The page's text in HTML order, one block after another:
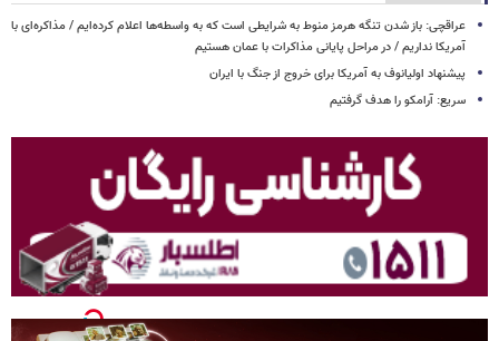
عراقچی: باز شدن تنگه هرمز منوط به شرایطی است که به واسطه‌ها اعلام کرده‌ایم / مذاکره‌ای با
آمریکا نداریم / در مراحل پایانی مذاکرات با عمان هستیم
پیشنهاد اولیانوف به آمریکا برای خروج از جنگ با ایران
سریع: آرامکو را هدف گرفتیم